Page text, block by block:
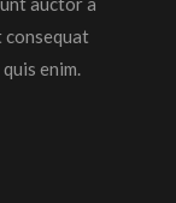
consequat
enim.